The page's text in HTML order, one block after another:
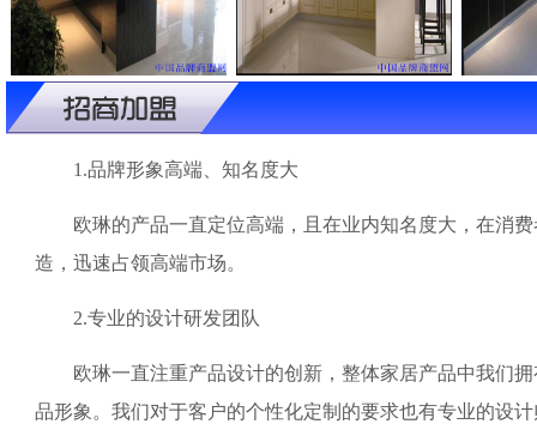
1.品牌形象高端、知名度大
欧琳的产品一直定位高端，且在业内知名度大，在消费
造，迅速占领高端市场。
2.专业的设计研发团队
欧琳一直注重产品设计的创新，整体家居产品中我们拥
品形象。我们对于客户的个性化定制的要求也有专业的设